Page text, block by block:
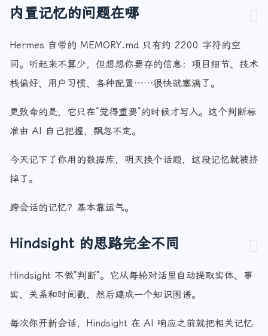
内置记忆的问题在哪
Hermes 自带的 MEMORY.md 只有约 2200 字符的空
间。听起来不算少，但想想你要存的信息：项目细节、技术
栈偏好、用户习惯、各种配置……很快就塞满了。
更致命的是，它只在”觉得重要”的时候才写入。这个判断标
准由 AI 自己把握，飘忽不定。
今天记下了你用的数据库，明天换个话题，这段记忆就被挤
掉了。
跨会话的记忆？基本靠运气。
Hindsight 的思路完全不同
Hindsight 不做”判断”。它从每轮对话里自动提取实体、事
实、关系和时间戳，然后建成一个知识图谱。
每次你开新会话，Hindsight 在 AI 响应之前就把相关记忆